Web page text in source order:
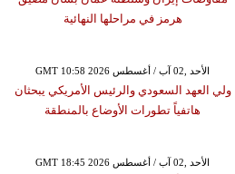
هرمز في مراحلها النهائية
GMT 10:58 2026 الأحد ,02 آب / أغسطس
ولي العهد السعودي والرئيس الأمريكي يبحثان
هاتفياً تطورات الأوضاع بالمنطقة
GMT 18:45 2026 الأحد ,02 آب / أغسطس